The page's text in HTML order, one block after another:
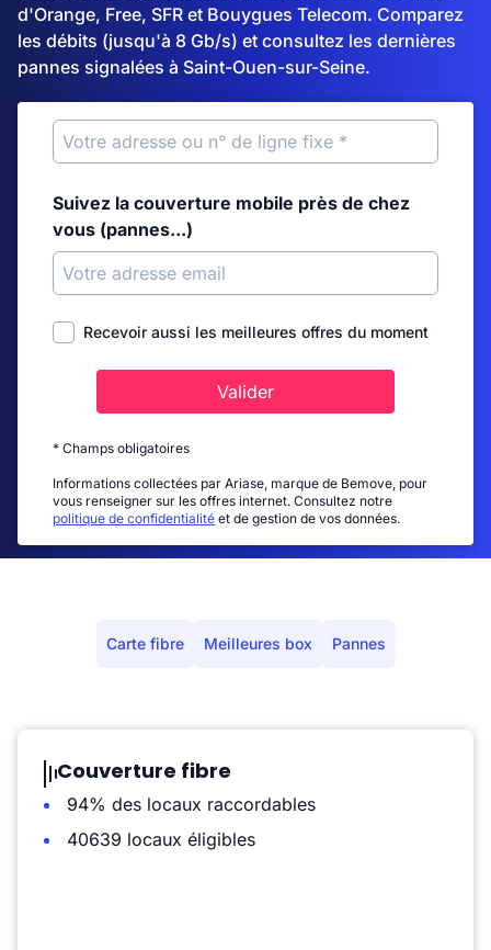
d'Orange, Free, SFR et Bouygues Telecom. Comparez
les débits (jusqu'à 8 Gb/s) et consultez les dernières
pannes signalées à Saint-Ouen-sur-Seine.
Suivez la couverture mobile près de chez
vous (pannes...)
Recevoir aussi les meilleures offres du moment
Valider
* Champs obligatoires
Informations collectées par Ariase, marque de Bemove, pour
vous renseigner sur les offres internet. Consultez notre
politique de confidentialité et de gestion de vos données.
Carte fibre Meilleures box Pannes
Couverture fibre
94% des locaux raccordables
40639 locaux éligibles